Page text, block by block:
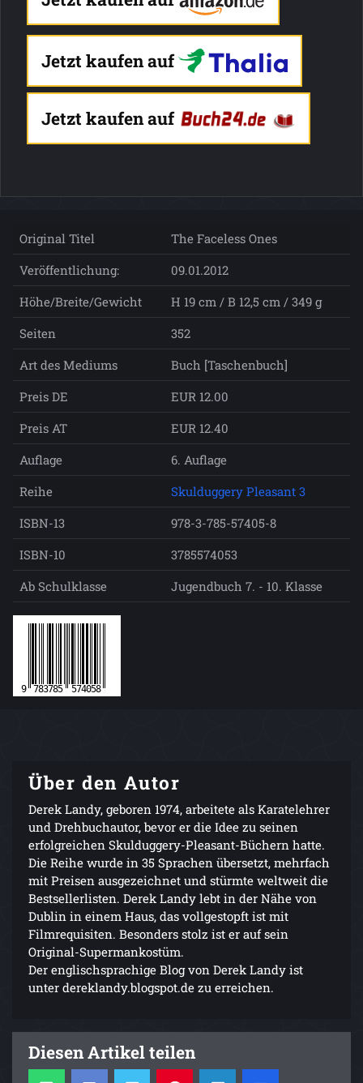
Jetzt kaufen auf
Jetzt kaufen auf
Original Titel
The Faceless Ones
Veröffentlichung:
09.01.2012
Höhe/Breite/Gewicht
H 19 cm / B 12,5 cm / 349 g
Seiten
352
Art des Mediums
Buch [Taschenbuch]
Preis DE
EUR 12.00
Preis AT
EUR 12.40
Auflage
6. Auflage
Reihe
Skulduggery Pleasant 3
ISBN-13
978-3-785-57405-8
ISBN-10
3785574053
Ab Schulklasse
Jugendbuch 7. - 10. Klasse
Über den Autor
Derek Landy, geboren 1974, arbeitete als Karatelehrer
und Drehbuchautor, bevor er die Idee zu seinen
erfolgreichen Skulduggery-Pleasant-Büchern hatte.
Die Reihe wurde in 35 Sprachen übersetzt, mehrfach
mit Preisen ausgezeichnet und stürmte weltweit die
Bestsellerlisten. Derek Landy lebt in der Nähe von
Dublin in einem Haus, das vollgestopft ist mit
Filmrequisiten. Besonders stolz ist er auf sein
Original-Supermankostüm.
Der englischsprachige Blog von Derek Landy ist
unter dereklandy.blogspot.de zu erreichen.
Diesen Artikel teilen